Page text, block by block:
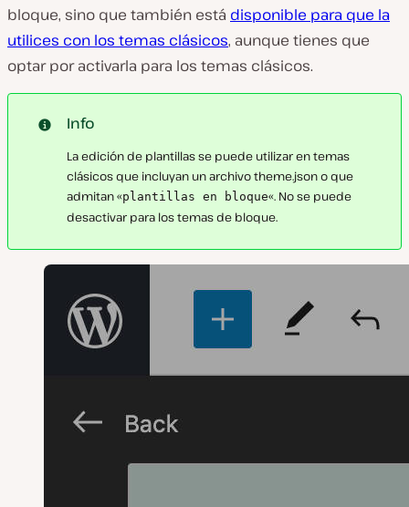
bloque, sino que también está disponible para que la
utilices con los temas clásicos, aunque tienes que
optar por activarla para los temas clásicos.
Info
La edición de plantillas se puede utilizar en temas
clásicos que incluyan un archivo theme.json o que
admitan «plantillas en bloque«. No se puede
desactivar para los temas de bloque.